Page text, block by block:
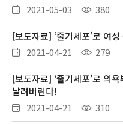
2021-05-03
380
[보도자료] ‘줄기세포’로 여
2021-04-21
279
[보도자료] ‘줄기세포’로 의
날려버린다!
2021-04-21
310